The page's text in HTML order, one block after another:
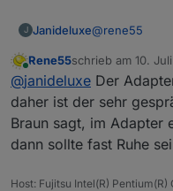
J Janideluxe@rene55
erstmal vielen
Bosswerk
Kleine Frage,
zu, gibts ne
Info Logs
Online
Rene55schrieb am 10.
zuletzt editiert von
@janideluxe Der
daher ist der sehr
Braun sagt, im Adapter
dann sollte fast Ruhe
Host: Fujitsu Intel(R)